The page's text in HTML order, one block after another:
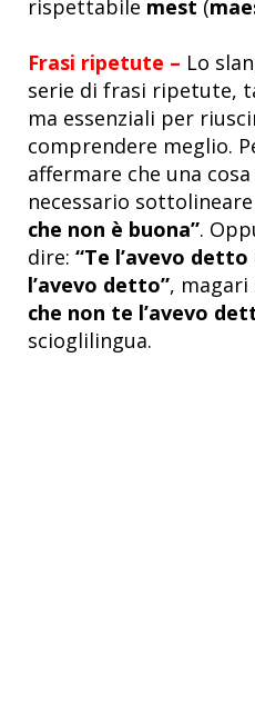
rispettabile mest (
Frasi ripetute – Lo
serie di frasi ripetute,
ma essenziali per
comprendere meglio.
affermare che una cosa
necessario
che non è buona”.
dire: “Te l’avevo
l’avevo detto”, magari
che non te l’avevo
scioglilingua.